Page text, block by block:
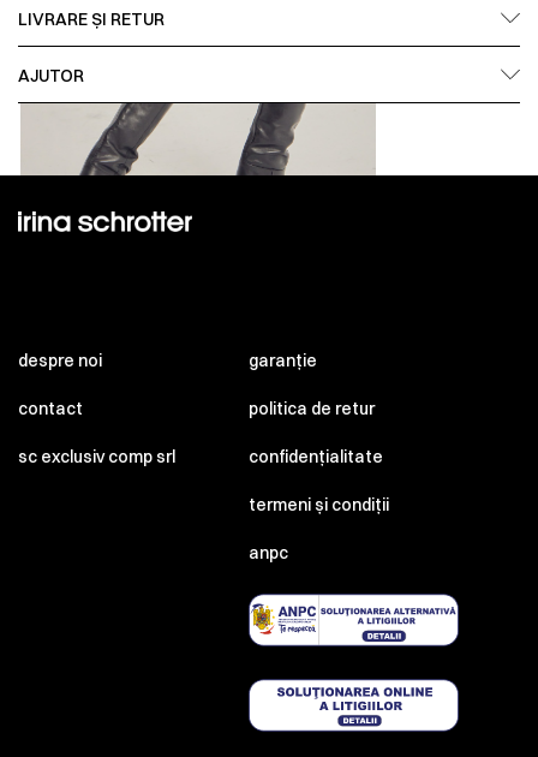
LIVRARE ȘI RETUR
AJUTOR
despre noi
contact
sc exclusiv comp srl
garanție
politica de retur
confidențialitate
termeni și condiții
anpc